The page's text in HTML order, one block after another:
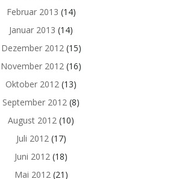
Februar 2013 (14)
Januar 2013 (14)
Dezember 2012 (15)
November 2012 (16)
Oktober 2012 (13)
September 2012 (8)
August 2012 (10)
Juli 2012 (17)
Juni 2012 (18)
Mai 2012 (21)